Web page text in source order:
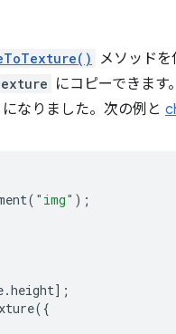
メソッド
にコピーできます。
なりました。次の例と
( "img" );
.height];
({